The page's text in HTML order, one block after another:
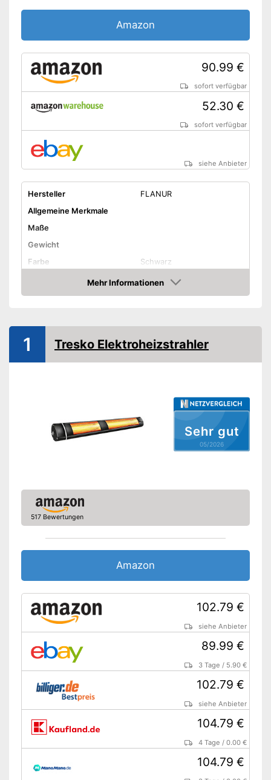
Amazon
90.99 €
sofort verfügbar
52.30 €
sofort verfügbar
siehe Anbieter
Hersteller
FLANUR
Allgemeine Merkmale
Maße
Gewicht
Farbe
Schwarz
Material Gehäuse
Produkteigenschaften
Fernbedienung
Sleep-Timer
Amazon Lieferzeit
Mehr Informationen
Amazon
Sehr gut
05/2026
1 Tresko Elektroheizstrahler
517 Bewertungen
Amazon
102.79 €
siehe Anbieter
89.99 €
3 Tage / 5.90 €
102.79 €
siehe Anbieter
104.79 €
4 Tage /0.00 €
104.79 €